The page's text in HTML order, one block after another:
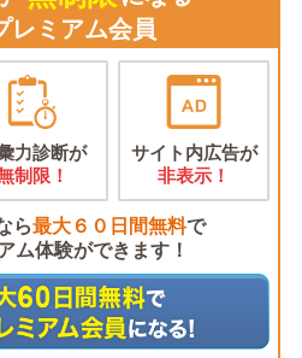
レミアム会員
力診断が
制限！
サイト内広告が
非表示！
ら最大６０日間無料で
ム体験ができます！